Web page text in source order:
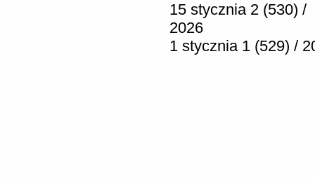
15 stycznia 2 (530) /
2026
1 stycznia 1 (529) /